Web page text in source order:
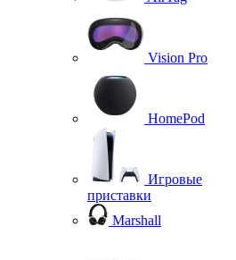
Vision Pro
HomePod
Игровые
приставки
Marshall